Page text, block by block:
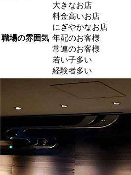
職場の雰囲気
大きなお店
料金高いお店
にぎやかなお店
年配のお客様
常連のお客様
若い子多い
経験者多い